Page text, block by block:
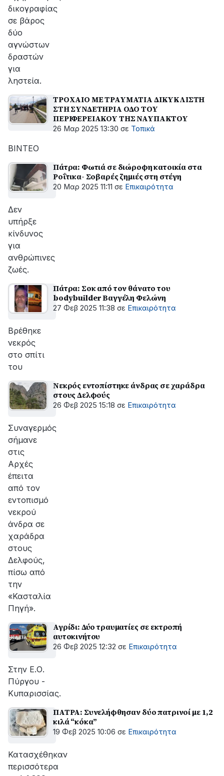
δικογραφίας
σε βάρος
δύο
αγνώστων
δραστών
για
ληστεία.
ΤΡΟΧΑΙΟ ΜΕ ΤΡΑΥΜΑΤΙΑ ΔΙΚΥΚΛΙΣΤΗ
ΣΤΗ ΣΥΝΔΕΤΗΡΙΑ ΟΔΟ ΤΟΥ
ΠΕΡΙΦΕΡΕΙΑΚΟΥ ΤΗΣ ΝΑΥΠΑΚΤΟΥ
26 Μαρ 2025 13:30 σε Τοπικά
ΒΙΝΤΕΟ
Πάτρα: Φωτιά σε διώροφη κατοικία στα
Ροΐτικα- Σοβαρές ζημιές στη στέγη
20 Μαρ 2025 11:11 σε Επικαιρότητα
Δεν
υπήρξε
κίνδυνος
για
ανθρώπινες
ζωές.
Πάτρα: Σοκ από τον θάνατο του
bodybuilder Βαγγέλη Φελώνη
27 Φεβ 2025 11:38 σε Επικαιρότητα
Βρέθηκε
νεκρός
στο σπίτι
του
Νεκρός εντοπίστηκε άνδρας σε χαράδρα
στους Δελφούς
26 Φεβ 2025 15:18 σε Επικαιρότητα
Συναγερμός
σήμανε
στις
Αρχές
έπειτα
από τον
εντοπισμό
νεκρού
άνδρα σε
χαράδρα
στους
Δελφούς,
πίσω από
την
«Κασταλία
Πηγή».
Αγρίδι: Δύο τραυματίες σε εκτροπή
αυτοκινήτου
26 Φεβ 2025 12:32 σε Επικαιρότητα
Στην Ε.Ο.
Πύργου -
Κυπαρισσίας.
ΠΑΤΡΑ: Συνελήφθησαν δύο πατρινοί με 1,2
κιλά “κόκα”
19 Φεβ 2025 10:06 σε Επικαιρότητα
Κατασχέθηκαν
περισσότερα